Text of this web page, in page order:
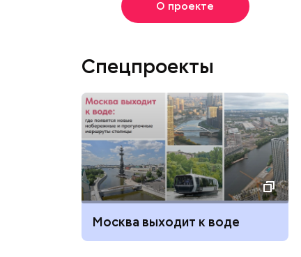
О проекте
Спецпроекты
Москва выходит к воде